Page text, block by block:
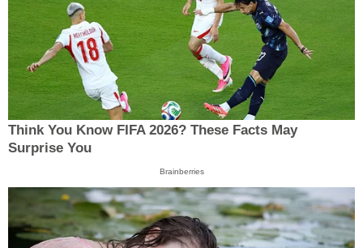
Think You Know FIFA 2026? These Facts May
Surprise You
Brainberries